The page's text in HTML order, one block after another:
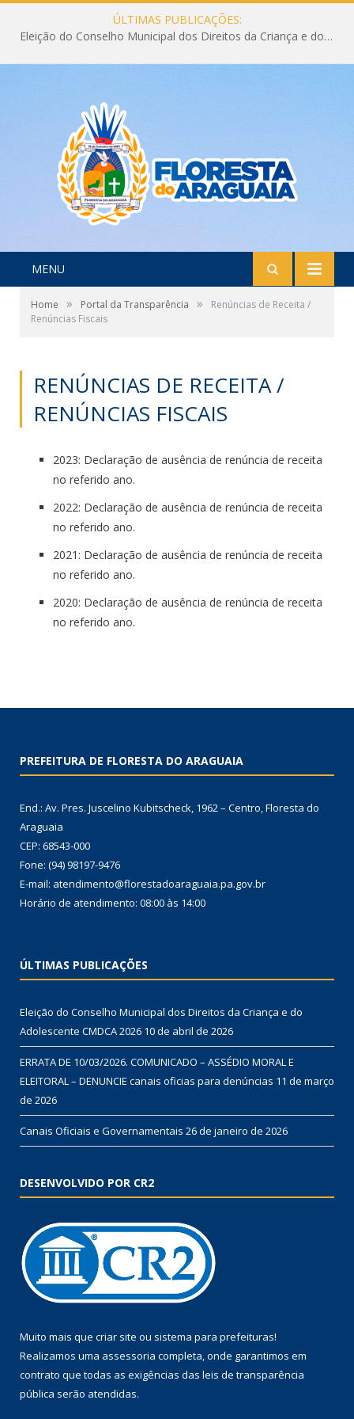
ÚLTIMAS PUBLICAÇÕES:
Eleição do Conselho Municipal dos Direitos da Criança e do Adolescente CMDCA 2026
MENU
Home » Portal da Transparência »
Renúncias de Receita /
Renúncias Fiscais
RENÚNCIAS DE RECEITA /
RENÚNCIAS FISCAIS
2023: Declaração de ausência de renúncia de receita
no referido ano.
2022: Declaração de ausência de renúncia de receita
no referido ano.
2021: Declaração de ausência de renúncia de receita
no referido ano.
2020: Declaração de ausência de renúncia de receita
no referido ano.
PREFEITURA DE FLORESTA DO ARAGUAIA
End.: Av. Pres. Juscelino Kubitscheck, 1962 – Centro, Floresta do
Araguaia
CEP: 68543-000
Fone: (94) 98197-9476
E-mail: atendimento@florestadoaraguaia.pa.gov.br
Horário de atendimento: 08:00 às 14:00
ÚLTIMAS PUBLICAÇÕES
Eleição do Conselho Municipal dos Direitos da Criança e do
Adolescente CMDCA 2026 10 de abril de 2026
ERRATA DE 10/03/2026. COMUNICADO – ASSÉDIO MORAL E
ELEITORAL – DENUNCIE canais oficias para denúncias 11 de março
de 2026
Canais Oficiais e Governamentais 26 de janeiro de 2026
DESENVOLVIDO POR CR2
Muito mais que criar site ou sistema para prefeituras!
Realizamos uma assessoria completa, onde garantimos em
contrato que todas as exigências das leis de transparência
pública serão atendidas.